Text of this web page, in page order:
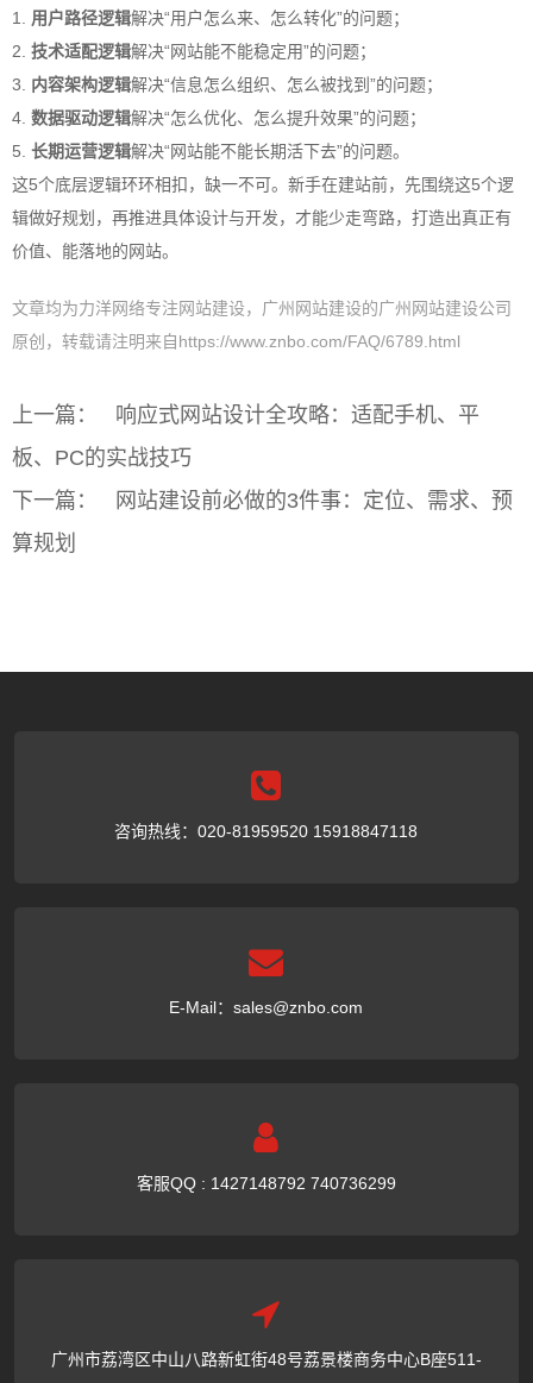
1. 用户路径逻辑解决“用户怎么来、怎么转化”的问题；
2. 技术适配逻辑解决“网站能不能稳定用”的问题；
3. 内容架构逻辑解决“信息怎么组织、怎么被找到”的问题；
4. 数据驱动逻辑解决“怎么优化、怎么提升效果”的问题；
5. 长期运营逻辑解决“网站能不能长期活下去”的问题。
这5个底层逻辑环环相扣，缺一不可。新手在建站前，先围绕这5个逻
辑做好规划，再推进具体设计与开发，才能少走弯路，打造出真正有
价值、能落地的网站。
文章均为力洋网络专注网站建设，广州网站建设的广州网站建设公司
原创，转载请注明来自https://www.znbo.com/FAQ/6789.html
上一篇：
响应式网站设计全攻略：适配手机、平
板、PC的实战技巧
下一篇：
网站建设前必做的3件事：定位、需求、预
算规划
咨询热线：020-81959520 15918847118
E-Mail：sales@znbo.com
客服QQ : 1427148792 740736299
广州市荔湾区中山八路新虹街48号荔景楼商务中心B座511-